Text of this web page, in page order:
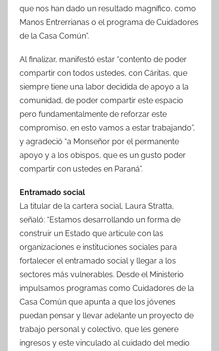
que nos han dado un resultado magnífico, como
Manos Entrerrianas o el programa de Cuidadores
de la Casa Común”.
Al finalizar, manifestó estar “contento de poder
compartir con todos ustedes, con Cáritas, que
siempre tiene una labor decidida de apoyo a la
comunidad, de poder compartir este espacio
pero fundamentalmente de reforzar este
compromiso, en esto vamos a estar trabajando”,
y agradeció “a Monseñor por el permanente
apoyo y a los obispos, que es un gusto poder
compartir con ustedes en Paraná”.
Entramado social
La titular de la cartera social, Laura Stratta,
señaló: “Estamos desarrollando un forma de
construir un Estado que articule con las
organizaciones e instituciones sociales para
fortalecer el entramado social y llegar a los
sectores más vulnerables. Desde el Ministerio
impulsamos programas como Cuidadores de la
Casa Común que apunta a que los jóvenes
puedan pensar y llevar adelante un proyecto de
trabajo personal y colectivo, que les genere
ingresos y este vinculado al cuidado del medio